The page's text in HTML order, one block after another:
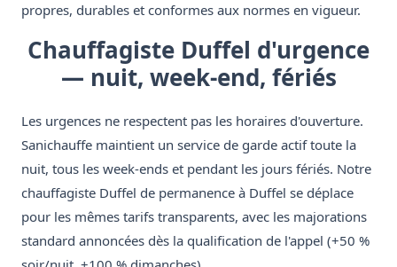
propres, durables et conformes aux normes en vigueur.
Chauffagiste Duffel d'urgence
— nuit, week-end, fériés
Les urgences ne respectent pas les horaires d'ouverture.
Sanichauffe maintient un service de garde actif toute la
nuit, tous les week-ends et pendant les jours fériés. Notre
chauffagiste Duffel de permanence à Duffel se déplace
pour les mêmes tarifs transparents, avec les majorations
standard annoncées dès la qualification de l'appel (+50 %